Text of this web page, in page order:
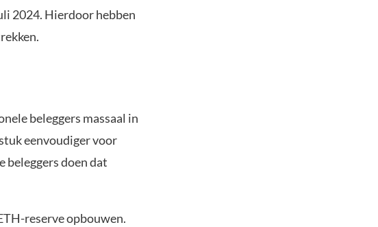
2024. Hierdoor hebben
beleggers massaal in
eenvoudiger voor
beleggers doen dat
reserve opbouwen.